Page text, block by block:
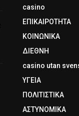
casino
ΕΠΙΚΑΙΡΟΤΗΤΑ
ΚΟΙΝΩΝΙΚΑ
ΔΙΕΘΝΗ
casino utan
ΥΓΕΙΑ
ΠΟΛΙΤΙΣΤΙΚΑ
ΑΣΤΥΝΟΜΙΚΑ